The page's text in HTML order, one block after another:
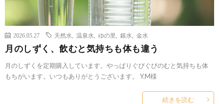
2026.05.27 天然水 温泉水 ゆの里 銀水 金水
月のしずく、飲むと気持ちも体も違う
月のしずくを定期購入しています。やっぱりぐびぐびのむと気持ちも体
もちがいます。いつもありがとうございます。 Y.M様
続きを読む